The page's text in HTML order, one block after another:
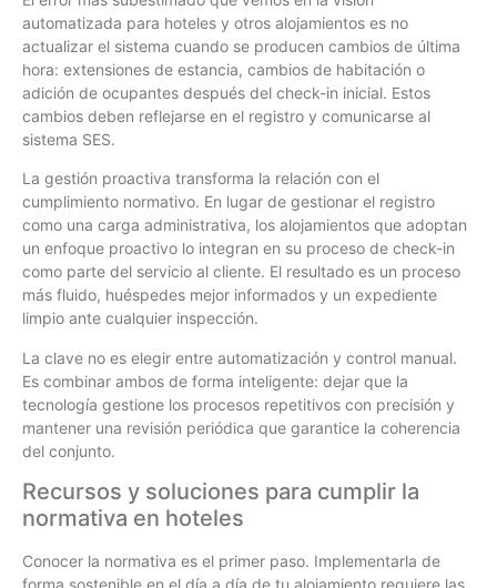
automatizada para hoteles y otros alojamientos es no
actualizar el sistema cuando se producen cambios de última
hora: extensiones de estancia, cambios de habitación o
adición de ocupantes después del check-in inicial. Estos
cambios deben reflejarse en el registro y comunicarse al
sistema SES.
La gestión proactiva transforma la relación con el
cumplimiento normativo. En lugar de gestionar el registro
como una carga administrativa, los alojamientos que adoptan
un enfoque proactivo lo integran en su proceso de check-in
como parte del servicio al cliente. El resultado es un proceso
más fluido, huéspedes mejor informados y un expediente
limpio ante cualquier inspección.
La clave no es elegir entre automatización y control manual.
Es combinar ambos de forma inteligente: dejar que la
tecnología gestione los procesos repetitivos con precisión y
mantener una revisión periódica que garantice la coherencia
del conjunto.
Recursos y soluciones para cumplir la
normativa en hoteles
Conocer la normativa es el primer paso. Implementarla de
forma sostenible en el día a día de tu alojamiento requiere las